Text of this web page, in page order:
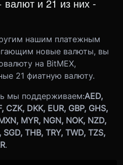
валют и 21 из них -
нашим платежным
новые валюты, вы
на BitMEX,
21 фиатную валюту.
мы поддерживаем:AED,
CZK, DKK, EUR, GBP, GHS,
MYR, NGN, NOK, NZD,
SGD, THB, TRY, TWD, TZS,
.